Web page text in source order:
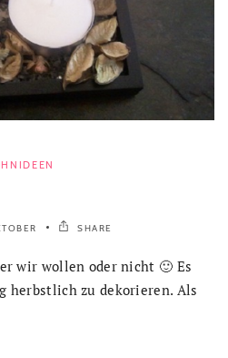
SHARE
wir wollen oder nicht 🙂 Es
herbstlich zu dekorieren. Als